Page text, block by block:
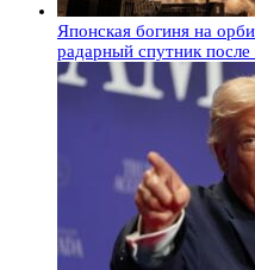
Японская богиня на
радарный спутник